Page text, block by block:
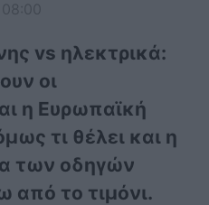
vs ηλεκτρικά:
οι
η Ευρωπαϊκή
τι θέλει και η
των οδηγών
από το τιμόνι.